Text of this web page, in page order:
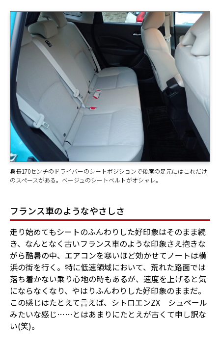
身長170センチのドライバーのシートポジションで後席の足元にはこれだけ
のスペースがある。ベージュのシートベルトがオシャレ。
フランス車のようなやさしさ
走り始めてもシートのふんわりした好印象はそのまま続
き、なんとなく古いフランス車のような印象さえ抱きな
がら酷暑の中、エアコンを寒いほど効かせてノートは横
浜の街を行く。特に低速領域において、荒れた路面では
落ち着かない乗り心地の時もあるが、速度を上げると気
にならなくなり、やはりふんわりした好印象のままだ。
この感じはたとえて言えば、シトロエンZX シュペール
みたいな感じ……とはあまりにたとえが古くて申し訳な
い(笑)。